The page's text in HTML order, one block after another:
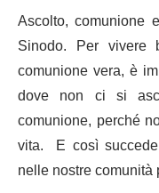
Ascolto, comunione
Sinodo. Per
comunione vera, è
dove non ci si
comunione, perché
vita. E così
nelle nostre